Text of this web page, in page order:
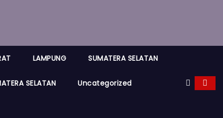
LAMPUNG SUMATERA SELATAN
SELATAN Uncategorized